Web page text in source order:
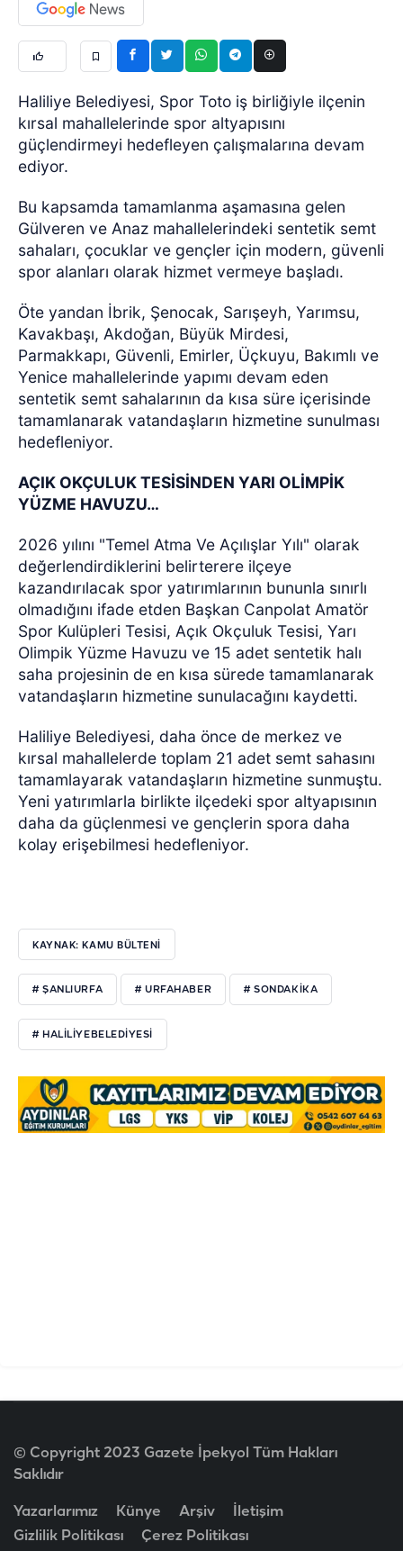
Haliliye Belediyesi, Spor Toto iş birliğiyle ilçenin
kırsal mahallelerinde spor altyapısını
güçlendirmeyi hedefleyen çalışmalarına devam
ediyor.
Bu kapsamda tamamlanma aşamasına gelen
Gülveren ve Anaz mahallelerindeki sentetik semt
sahaları, çocuklar ve gençler için modern, güvenli
spor alanları olarak hizmet vermeye başladı.
Öte yandan İbrik, Şenocak, Sarışeyh, Yarımsu,
Kavakbaşı, Akdoğan, Büyük Mirdesi,
Parmakkapı, Güvenli, Emirler, Üçkuyu, Bakımlı ve
Yenice mahallelerinde yapımı devam eden
sentetik semt sahalarının da kısa süre içerisinde
tamamlanarak vatandaşların hizmetine sunulması
hedefleniyor.
AÇIK OKÇULUK TESİSİNDEN YARI OLİMPİK
YÜZME HAVUZU…
2026 yılını "Temel Atma Ve Açılışlar Yılı" olarak
değerlendirdiklerini belirterere ilçeye
kazandırılacak spor yatırımlarının bununla sınırlı
olmadığını ifade etden Başkan Canpolat Amatör
Spor Kulüpleri Tesisi, Açık Okçuluk Tesisi, Yarı
Olimpik Yüzme Havuzu ve 15 adet sentetik halı
saha projesinin de en kısa sürede tamamlanarak
vatandaşların hizmetine sunulacağını kaydetti.
Haliliye Belediyesi, daha önce de merkez ve
kırsal mahallelerde toplam 21 adet semt sahasını
tamamlayarak vatandaşların hizmetine sunmuştu.
Yeni yatırımlarla birlikte ilçedeki spor altyapısının
daha da güçlenmesi ve gençlerin spora daha
kolay erişebilmesi hedefleniyor.
KAYNAK: KAMU BÜLTENI
# ŞANLIURFA # URFAHABER # SONDAKIKA
# HALILIYEBELEDIYESI
© Copyright 2023 Gazete İpekyol Tüm Hakları
Saklıdır
Yazarlarımız Künye Arşiv
İletişim
Gizlilik Politikası
Çerez Politikası